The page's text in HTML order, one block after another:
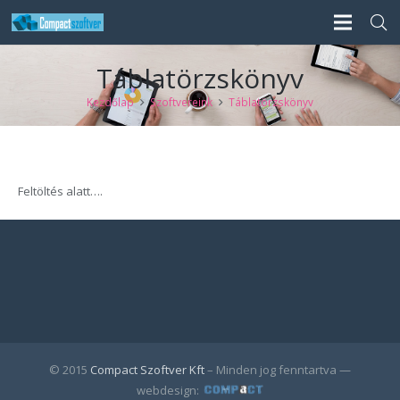
Táblatörzskönyv
Kezdőlap Szoftvereink Táblatörzskönyv
Feltöltés alatt….
© 2015 Compact Szoftver Kft– Minden jog fenntartva —
webdesign: